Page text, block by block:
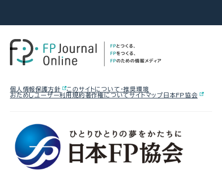
2026.08.03
熱中症や水辺の事故……夏のアク
シデントに民間保険は使えるの
を外れて社会保険料を払うのは
損？」パートタイマーの悩みに答え
る（菅野美和子氏）
2026.07.30
マンション関連法の改正で決議ルー
ルが大幅変更
FPトレンドウォッチ 2026.07.28
飛行機搭乗時の新ルール
したい！老後資金は大丈夫？
FPトレンドウォッチ
個人情報保護方針
このサイトについて・推奨環境
おためしユーザー利用規約著作権についてサイトマップ 日本FP協会